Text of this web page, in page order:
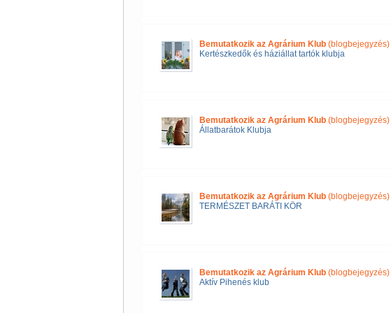
Bemutatkozik az Agrárium Klub(blogbejegyzés)
Kertészkedők és háziállat tartók klubja
Bemutatkozik az Agrárium Klub(blogbejegyzés)
Állatbarátok Klubja
Bemutatkozik az Agrárium Klub(blogbejegyzés)
TERMÉSZET BARÁTI KÖR
Bemutatkozik az Agrárium Klub(blogbejegyzés)
Aktív Pihenés klub